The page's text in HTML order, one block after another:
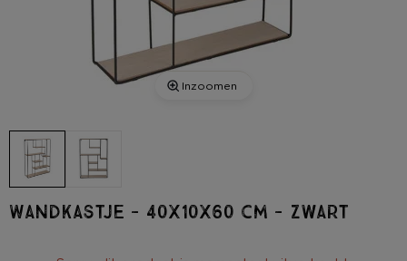
Inzoomen
Wandkastje - 40x10x60 cm - zwart